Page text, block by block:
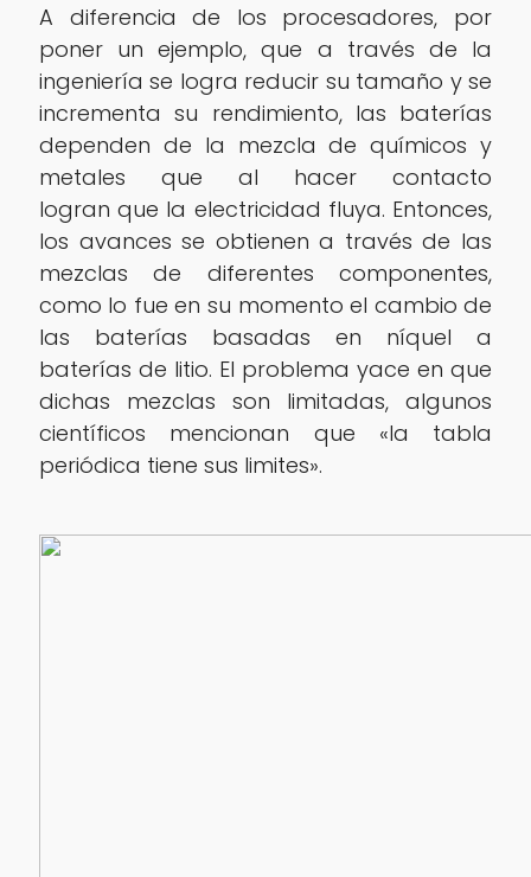
A diferencia de los procesadores, por
poner un ejemplo, que a través de la
ingeniería se logra reducir su tamaño y se
incrementa su rendimiento, las baterías
dependen de la mezcla de químicos y
metales que al hacer contacto
logran que la electricidad fluya. Entonces,
los avances se obtienen a través de las
mezclas de diferentes componentes,
como lo fue en su momento el cambio de
las baterías basadas en níquel a
baterías de litio. El problema yace en que
dichas mezclas son limitadas, algunos
científicos mencionan que «la tabla
periódica tiene sus limites».